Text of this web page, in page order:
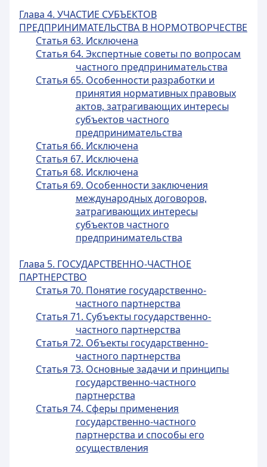
Глава 4. УЧАСТИЕ СУБЪЕКТОВ
ПРЕДПРИНИМАТЕЛЬСТВА В НОРМОТВОРЧЕСТВЕ
Статья 63. Исключена
Статья 64. Экспертные советы по вопросам
частного предпринимательства
Статья 65. Особенности разработки и
принятия нормативных правовых
актов, затрагивающих интересы
субъектов частного
предпринимательства
Статья 66. Исключена
Статья 67. Исключена
Статья 68. Исключена
Статья 69. Особенности заключения
международных договоров,
затрагивающих интересы
субъектов частного
предпринимательства
Глава 5. ГОСУДАРСТВЕННО-ЧАСТНОЕ
ПАРТНЕРСТВО
Статья 70. Понятие государственно-
частного партнерства
Статья 71. Субъекты государственно-
частного партнерства
Статья 72. Объекты государственно-
частного партнерства
Статья 73. Основные задачи и принципы
государственно-частного
партнерства
Статья 74. Сферы применения
государственно-частного
партнерства и способы его
осуществления